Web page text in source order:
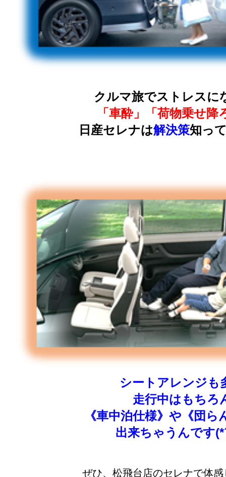
クルマ旅でストレスに
「車酔」「荷物乗せ降
日産セレナは解決策知っ
シートアレンジも
走行中はもち
《車中泊仕様》や《団ら
出来ちゃうんです
ぜひ、松飛台店のセレナで体